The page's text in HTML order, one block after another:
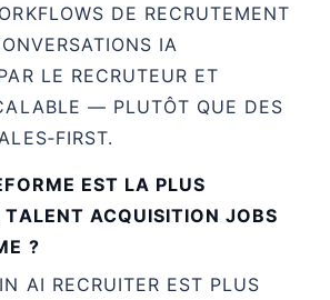
DE RECRUTEMENT
IA
LE RECRUTEUR ET
— PLUTÔT QUE DES
EST LA PLUS
ACQUISITION JOBS
?
AI RECRUITER EST PLUS